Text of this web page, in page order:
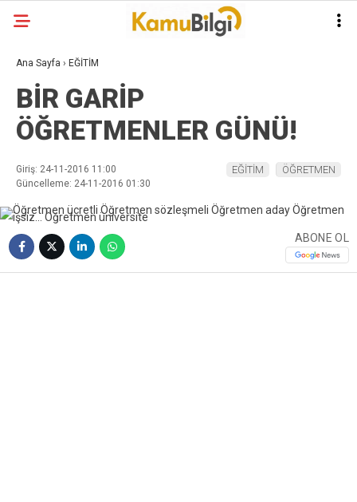
Ana Sayfa › EĞİTİM
BİR GARİP
ÖĞRETMENLER GÜNÜ!
Giriş: 24-11-2016 11:00
Güncelleme: 24-11-2016 01:30
EĞİTİM ÖĞRETMEN
ABONE OL